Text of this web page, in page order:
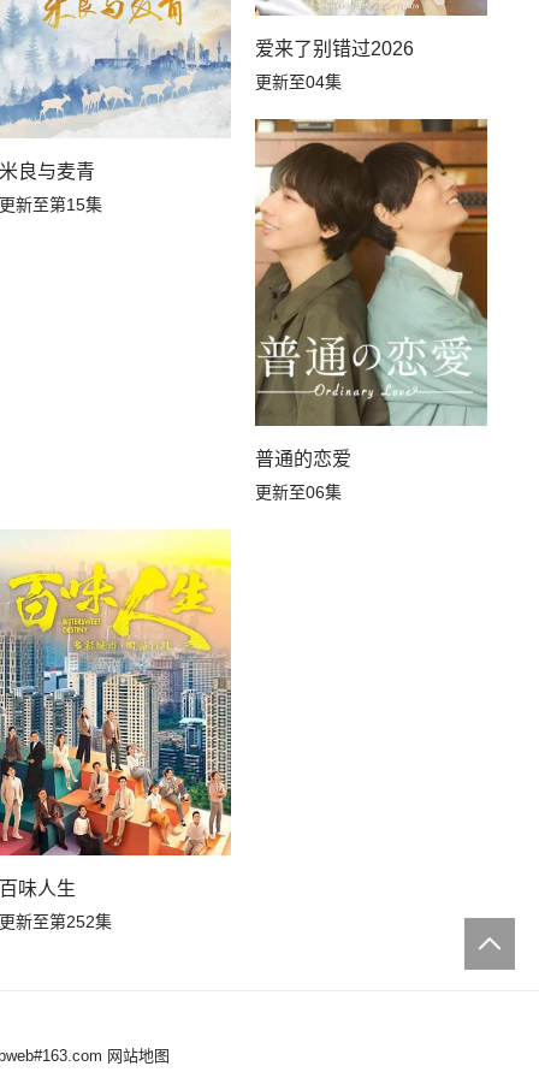
良与麦青
新至第15集
爱来了别错过2026
更新至04集
普通的恋爱
更新至06集
味人生
新至第252集
网站地图